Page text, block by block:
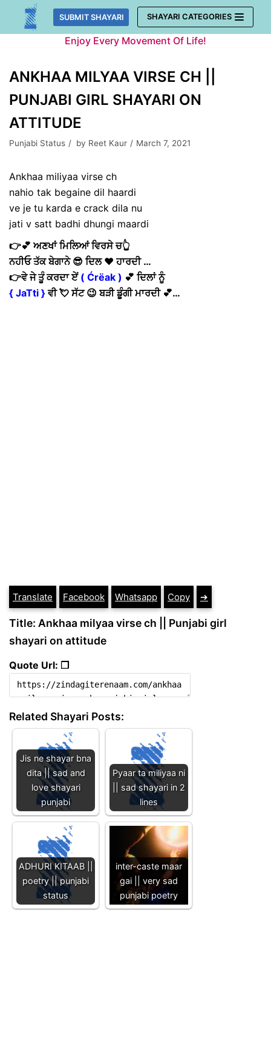
Skip
SUBMIT SHAYARI SHAYARI CATEGORIES
Enjoy Every Movement Of Life!
ANKHAA MILYAA VIRSE CH ||
PUNJABI GIRL SHAYARI ON
ATTITUDE
Punjabi Status by Reet Kaur March 7, 2021
Ankhaa miliyaa virse ch
nahio tak begaine dil haardi
ve je tu karda e crack dila nu
jati v satt badhi dhungi maardi
👉💕 ਅਣਖਾਂ ਮਿਲਿਆਂ ਵਿਰਸੇ ਚ👆
ਨਹੀਓ ਤੱਕ ਬੇਗਾਨੇ 😎 ਦਿਲ ❤ ਹਾਰਦੀ …
👉ਵੇ ਜੇ ਤੂੰ ਕਰਦਾ ਏਂ ( Ćrëak ) 💕 ਦਿਲਾਂ ਨੂੰ
{ JaTti } ਵੀ 💘 ਸੱਟ 😉 ਬੜੀ ਡੂੰਗੀ ਮਾਰਦੀ 💕…
Translate Facebook Whatsapp Copy ➔
Title: Ankhaa milyaa virse ch || Punjabi girl
shayari on attitude
Quote Url: ❐
Related Shayari Posts:
Jis ne shayar bna
dita || sad and
love shayari
punjabi
Pyaar ta miliyaa ni
|| sad shayari in 2
lines
ADHURI KITAAB ||
poetry || punjabi
status
inter-caste maar
gai || very sad
punjabi poetry